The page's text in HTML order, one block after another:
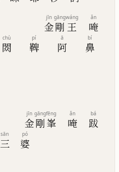
金
jīn
剛
gāng
王
wáng
唵
ǎn
閦
chù
鞞
pí
阿
ā
鼻
bí
金
jīn
剛
gāng
峯
fēng
唵
ǎn
跋
bá
三
sān
婆
pó